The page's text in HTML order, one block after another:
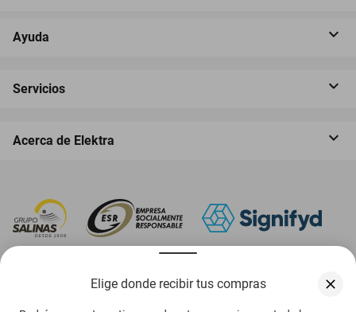
Elige donde recibir tus compras
Ayuda
Servicios
Acerca de Elektra